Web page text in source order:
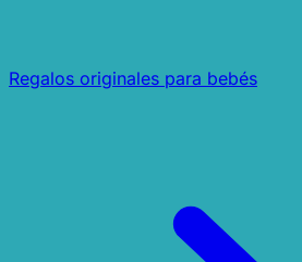
Regalos originales para bebés